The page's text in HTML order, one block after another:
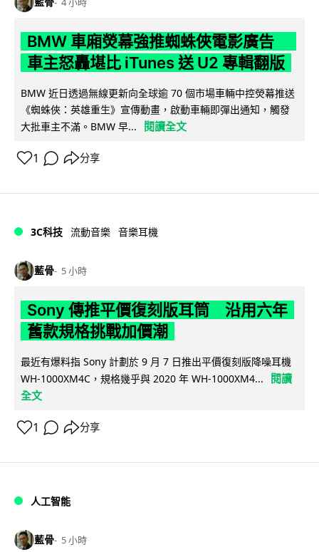
BMW 車廂熒幕強推蜘蛛俠電影廣告
車主怒轟堪比 iTunes 送 U2 專輯翻版
BMW 近日透過無線更新向全球逾 70 個市場車輛中控熒幕推送
《蜘蛛俠：英雄重生》宣傳動畫，啟動車輛即彈出通知，觸發
大批車主不滿。BMW 早...
閱讀全文
1 分享
3C科技 流動音樂 音樂耳機
藍骨 5 小時
Sony 傳推平價復刻版耳筒 沿用六年
舊款規格挑戰加價潮
最近有爆料指 Sony 計劃於 9 月 7 日推出平價復刻版降噪耳機
WH-1000XM4C，規格幾乎與 2020 年 WH-1000XM4...
閱讀
全文
1 分享
人工智能
藍骨 5 小時